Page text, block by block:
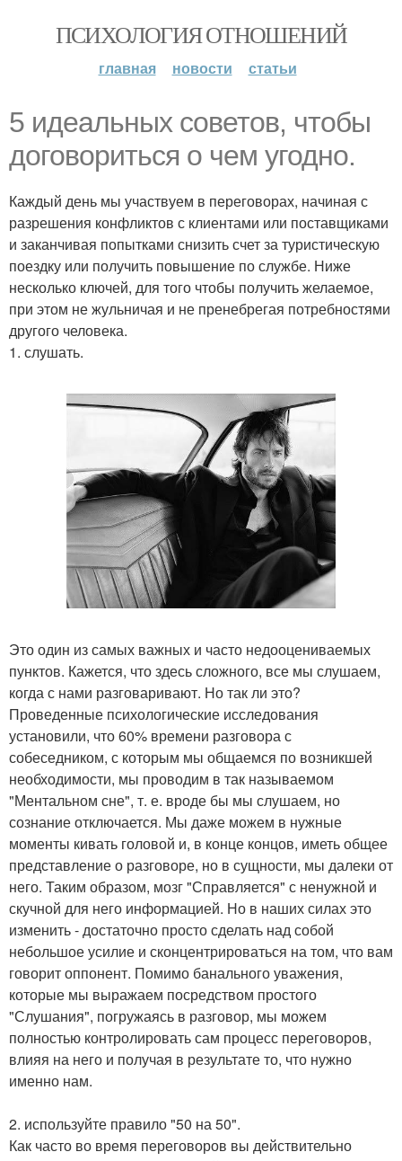
ПСИХОЛОГИЯ ОТНОШЕНИЙ
главная новости статьи
5 идеальных советов, чтобы
договориться о чем угодно.
Каждый день мы участвуем в переговорах, начиная с
разрешения конфликтов с клиентами или поставщиками
и заканчивая попытками снизить счет за туристическую
поездку или получить повышение по службе. Ниже
несколько ключей, для того чтобы получить желаемое,
при этом не жульничая и не пренебрегая потребностями
другого человека.
1. слушать.
Это один из самых важных и часто недооцениваемых
пунктов. Кажется, что здесь сложного, все мы слушаем,
когда с нами разговаривают. Но так ли это?
Проведенные психологические исследования
установили, что 60% времени разговора с
собеседником, с которым мы общаемся по возникшей
необходимости, мы проводим в так называемом
"Ментальном сне", т. е. вроде бы мы слушаем, но
сознание отключается. Мы даже можем в нужные
моменты кивать головой и, в конце концов, иметь общее
представление о разговоре, но в сущности, мы далеки от
него. Таким образом, мозг "Справляется" с ненужной и
скучной для него информацией. Но в наших силах это
изменить - достаточно просто сделать над собой
небольшое усилие и сконцентрироваться на том, что вам
говорит оппонент. Помимо банального уважения,
которые мы выражаем посредством простого
"Слушания", погружаясь в разговор, мы можем
полностью контролировать сам процесс переговоров,
влияя на него и получая в результате то, что нужно
именно нам.
2. используйте правило "50 на 50".
Как часто во время переговоров вы действительно